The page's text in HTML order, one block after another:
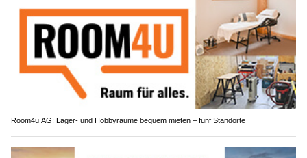
Room4u AG: Lager- und Hobbyräume bequem mieten – fünf Standorte